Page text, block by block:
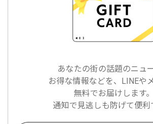
あなたの街の話題のニュ
お得な情報などを、LINEや
無料でお届けします。
通知で見逃しも防げて便利